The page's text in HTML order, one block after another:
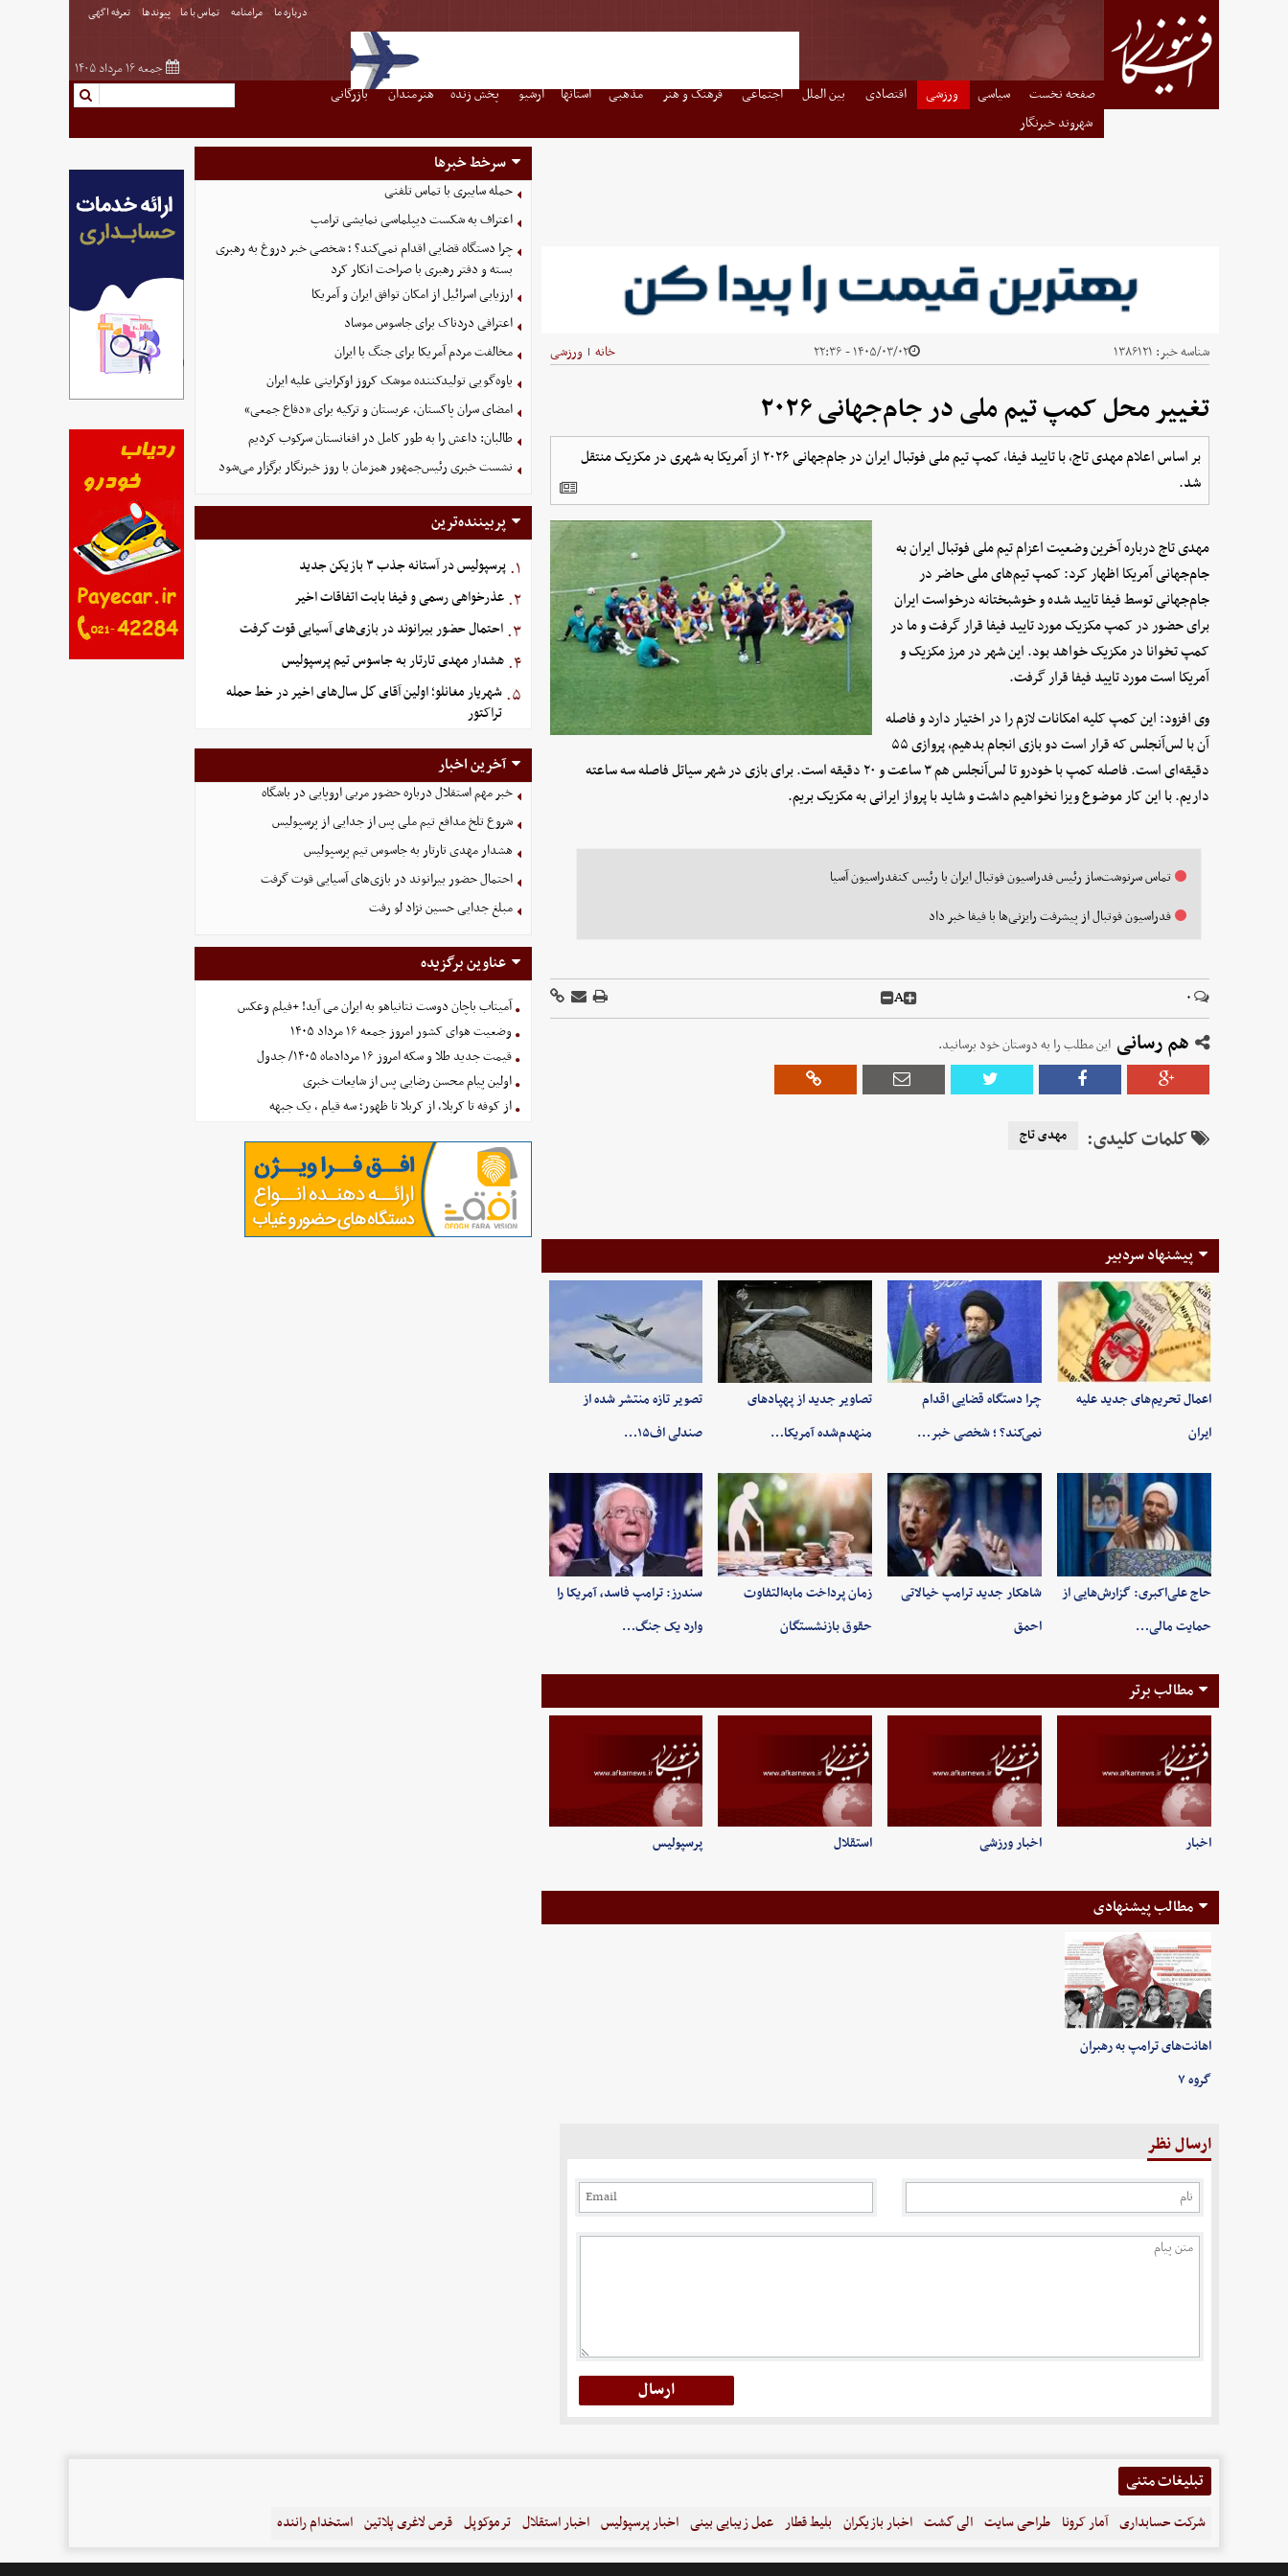
درباره ما مرامنامه تماس با ما پیوندها تعرفه اگهی
جمعه ۱۶ مرداد ۱۴۰۵
صفحه نخست سیاسی ورزشی اقتصادی بین الملل اجتماعی فرهنگ و هنر مذهبی استانها آرشیو پخش زنده هنرمندان
بازرگانی
شهروند خبرنگار
شناسه خبر: ۱۳۸۶۱۲۱ ۱۴۰۵/۰۳/۰۲ - ۲۲:۳۶ خانه | ورزشی
تغییر محل کمپ تیم ملی در جام‌جهانی ۲۰۲۶
بر اساس اعلام مهدی تاج، با تایید فیفا، کمپ تیم ملی فوتبال ایران در جام‌جهانی ۲۰۲۶ از آمریکا به شهری در مکزیک منتقل
شد.
مهدی تاج درباره آخرین وضعیت اعزام تیم ملی فوتبال ایران به
جام‌جهانی آمریکا اظهار کرد: کمپ‌ تیم‌های ملی حاضر در
جام‌جهانی توسط فیفا تایید شده و خوشبختانه درخواست ایران
برای حضور در کمپ مکزیک مورد تایید فیفا قرار گرفت و ما در
کمپ تخوانا در مکزیک خواهد بود. این شهر در مرز مکزیک و
آمریکا است مورد تایید فیفا قرار گرفت.
وی افزود: این کمپ کلیه امکانات لازم را در اختیار دارد و فاصله
آن با لس‌آنجلس که قرار است دو بازی انجام بدهیم، پروازی ۵۵
دقیقه‌ای است. فاصله کمپ با خودرو تا لس‌آنجلس‌ هم ۳ ساعت و ۲۰ دقیقه است. برای بازی در شهر سیاتل فاصله سه ساعته
داریم. با این کار موضوع ویزا نخواهیم داشت و شاید با پرواز ایرانی به مکزیک بریم.
تماس سرنوشت‌ساز رئیس فدراسیون فوتبال ایران با رئیس کنفدراسیون آسیا
فدراسیون فوتبال از پیشرفت رایزنی‌ها با فیفا خبر داد
۰ A
هم رسانی این مطلب را به دوستان خود برسانید.
کلمات کلیدی: مهدی تاج
پیشنهاد سردبیر
اعمال تحریم‌های جدید علیه
ایران
چرا دستگاه قضایی اقدام
نمی‌کند؟ ؛ شخصی خبر…
تصاویر جدید از پهپادهای
منهدم‌شده آمریکا…
تصویر تازه منتشر شده از
صندلی اف۱۵…
حاج علی‌اکبری: گزارش‌هایی از
حمایت مالی…
شاهکار جدید ترامپ خیالاتی
احمق
زمان پرداخت مابه‌التفاوت
حقوق بازنشستگان
سندرز: ترامپ فاسد، آمریکا را
وارد یک جنگ…
مطالب برتر
اخبار اخبار ورزشی استقلال پرسپولیس
مطالب پیشنهادی
اهانت‌های ترامپ به رهبران
گروه ۷
ارسال نظر
سرخط خبرها
حمله سایبری با تماس تلفنی
اعتراف به شکست دیپلماسی نمایشی ترامپ
چرا دستگاه قضایی اقدام نمی‌کند؟ ؛ شخصی خبر دروغ به رهبری
بسته و دفتر رهبری با صراحت انکار کرد
ارزیابی اسرائیل از امکان توافق ایران و آمریکا
اعترافی دردناک برای جاسوس موساد
مخالفت مردم آمریکا برای جنگ با ایران
یاوه‌گویی تولیدکننده موشک کروز اوکراینی علیه ایران
امضای سران پاکستان، عربستان و ترکیه برای «دفاع جمعی»
طالبان: داعش را به طور کامل در افغانستان سرکوب کردیم
نشست خبری رئیس‌جمهور همزمان با روز خبرنگار برگزار می‌شود
پربیننده‌ترین
۱. پرسپولیس در آستانه جذب ۳ بازیکن جدید
۲. عذرخواهی رسمی و فیفا بابت اتفاقات اخیر
۳. احتمال حضور بیرانوند در بازی‌های آسیایی قوت گرفت
۴. هشدار مهدی تارتار به جاسوس تیم پرسپولیس
۵. شهریار مغانلو؛ اولین آقای گل سال‌های اخیر در خط حمله
تراکتور
آخرین اخبار
خبر مهم استقلال درباره حضور مربی اروپایی در باشگاه
شروع تلخ مدافع تیم ملی پس از جدایی از پرسپولیس
هشدار مهدی تارتار به جاسوس تیم پرسپولیس
احتمال حضور بیرانوند در بازی‌های آسیایی قوت گرفت
مبلغ جدایی حسین نژاد لو رفت
عناوین برگزیده
آمیتاب باچان دوست نتانیاهو به ایران می آید! +فیلم وعکس
وضعیت هوای کشور امروز جمعه ۱۶ مرداد ۱۴۰۵
قیمت جدید طلا و سکه امروز ۱۶ مردادماه ۱۴۰۵/ جدول
اولین پیام محسن رضایی پس از شایعات خبری
از کوفه تا کربلا، از کربلا تا ظهور؛ سه قیام ، یک جبهه
تبلیغات متنی
شرکت حسابداری آمار کرونا طراحی سایت الی گشت اخبار بازیگران بلیط قطار عمل زیبایی بینی اخبار پرسپولیس اخبار استقلال ترموکوپل قرص لاغری پلاتین استخدام راننده